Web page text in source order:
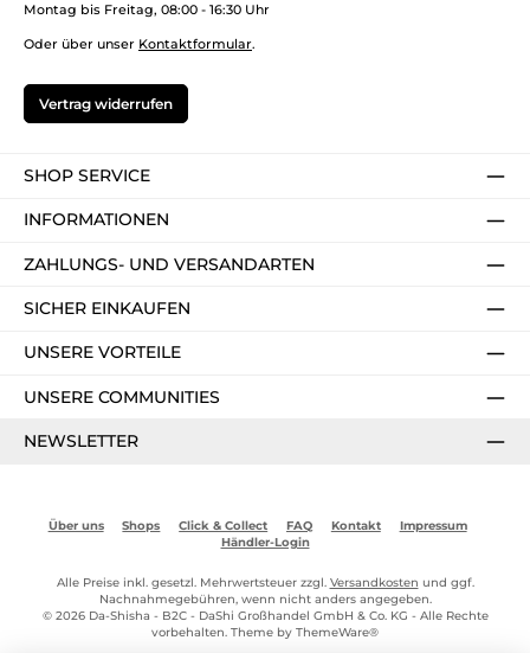
Montag bis Freitag, 08:00 - 16:30 Uhr
Oder über unser Kontaktformular.
Vertrag widerrufen
SHOP SERVICE
INFORMATIONEN
ZAHLUNGS- UND VERSANDARTEN
SICHER EINKAUFEN
UNSERE VORTEILE
UNSERE COMMUNITIES
NEWSLETTER
Über uns Shops Click & Collect FAQ Kontakt
Impressum
Händler-Login
Alle Preise inkl. gesetzl. Mehrwertsteuer zzgl. Versandkosten und ggf.
Nachnahmegebühren, wenn nicht anders angegeben.
© 2026 Da-Shisha - B2C - DaShi Großhandel GmbH & Co. KG - Alle Rechte
vorbehalten. Theme by ThemeWare®